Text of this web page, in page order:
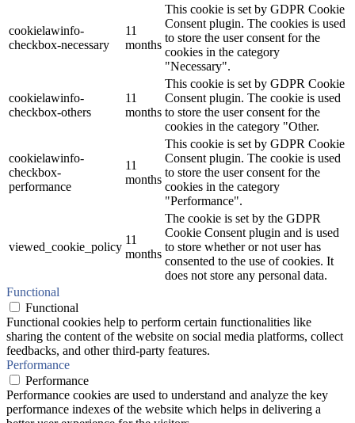
cookielawinfo-
checkbox-necessary
11
months
This cookie is set by GDPR Cookie
Consent plugin. The cookies is used
to store the user consent for the
cookies in the category
"Necessary".
cookielawinfo-
checkbox-others
11
months
This cookie is set by GDPR Cookie
Consent plugin. The cookie is used
to store the user consent for the
cookies in the category "Other.
cookielawinfo-
checkbox-
performance
11
months
This cookie is set by GDPR Cookie
Consent plugin. The cookie is used
to store the user consent for the
cookies in the category
"Performance".
viewed_cookie_policy
11
months
The cookie is set by the GDPR
Cookie Consent plugin and is used
to store whether or not user has
consented to the use of cookies. It
does not store any personal data.
Functional
Functional
Functional cookies help to perform certain functionalities like
sharing the content of the website on social media platforms, collect
feedbacks, and other third-party features.
Performance
Performance
Performance cookies are used to understand and analyze the key
performance indexes of the website which helps in delivering a